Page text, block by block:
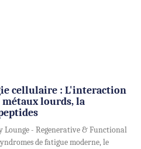
cellulaire : L'interaction
lourds, la
Lounge - Regenerative & Functional
de fatigue moderne, le